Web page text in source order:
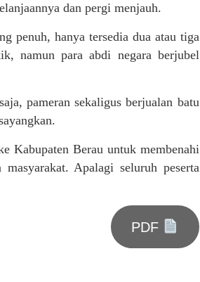
dan pergi menjauh.
penuh, hanya tersedia dua atau tiga
namun para abdi negara berjubel
pameran sekaligus berjualan batu
Kabupaten Berau untuk membenahi
Apalagi seluruh peserta
PDF